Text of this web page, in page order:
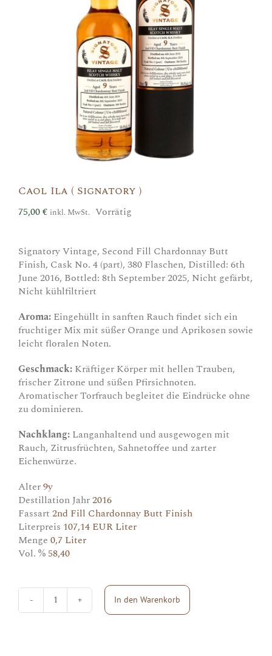
Caol Ila ( Signatory )
75,00€ inkl. MwSt. Vorrätig
Signatory Vintage, Second Fill Chardonnay Butt
Finish, Cask No. 4 (part), 380 Flaschen, Distilled: 6th
June 2016, Bottled: 8th September 2025, Nicht gefärbt,
Nicht kühlfiltriert
Aroma: Eingehüllt in sanften Rauch findet sich ein
fruchtiger Mix mit süßer Orange und Aprikosen sowie
leicht floralen Noten.
Geschmack: Kräftiger Körper mit hellen Trauben,
frischer Zitrone und süßen Pfirsichnoten.
Aromatischer Torfrauch begleitet die Eindrücke ohne
zu dominieren.
Nachklang: Langanhaltend und ausgewogen mit
Rauch, Zitrusfrüchten, Sahnetoffee und zarter
Eichenwürze.
Alter9y
Destillation Jahr2016
Fassart 2nd Fill Chardonnay Butt Finish
Literpreis 107,14 EUR Liter
Menge 0,7 Liter
Vol. % 58,40
Caol
Ila
In den Warenkorb